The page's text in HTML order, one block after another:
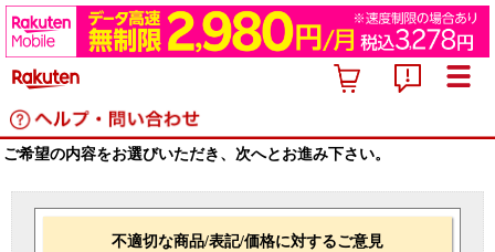
ご希望の内容をお選びいただき、次へとお進み下さい。
不適切な商品/表記/価格に対するご意見